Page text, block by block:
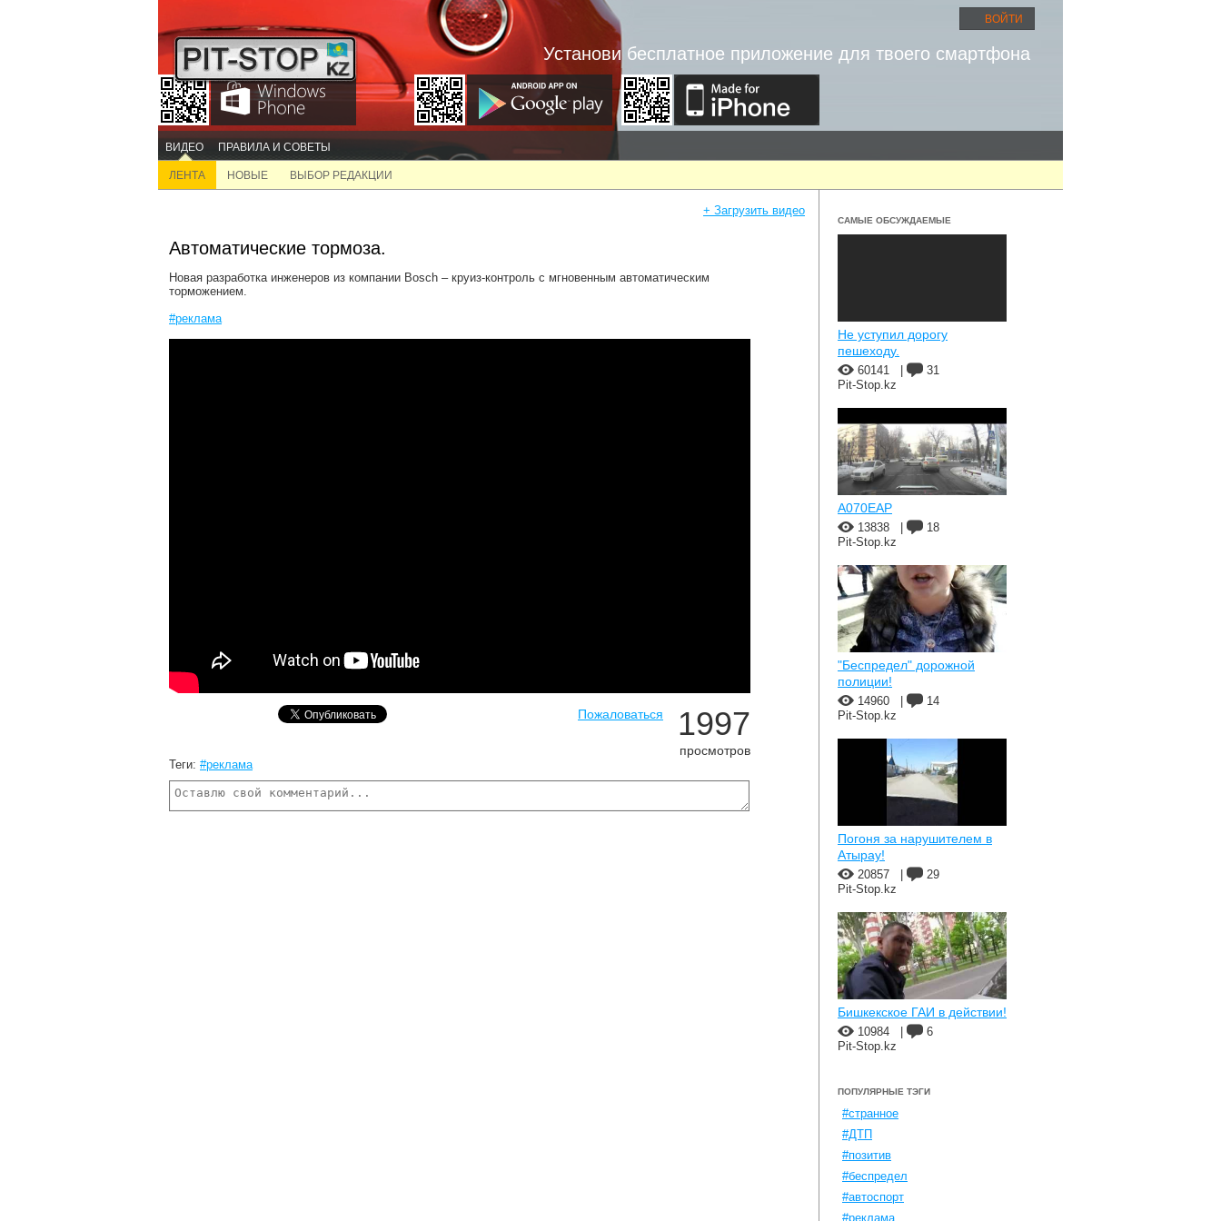
ВОЙТИ
Установи бесплатное приложение для твоего смартфона
ВИДЕО ПРАВИЛА И СОВЕТЫ
ЛЕНТА НОВЫЕ ВЫБОР РЕДАКЦИИ
+ Загрузить видео
Автоматические тормоза.
Новая разработка инженеров из компании Bosch – круиз-контроль с мгновенным автоматическим
торможением.
#реклама
Пожаловаться 1997
просмотров
Теги: #реклама
САМЫЕ ОБСУЖДАЕМЫЕ
Не уступил дорогу
пешеходу.
60141
31
Pit-Stop.kz
A070EAP
13838
18
Pit-Stop.kz
"Беспредел" дорожной
полиции!
14960
14
Pit-Stop.kz
Погоня за нарушителем в
Атырау!
20857
29
Pit-Stop.kz
Бишкекское ГАИ в действии!
10984
6
Pit-Stop.kz
ПОПУЛЯРНЫЕ ТЭГИ
#странное
#ДТП
#позитив
#беспредел
#автоспорт
#реклама